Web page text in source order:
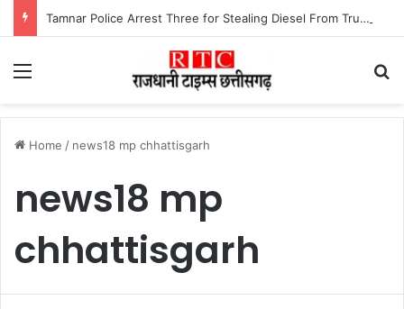
Tamnar Police Arrest Three for Stealing Diesel From Trucks at Night रात के अंधेरे में ट्रकों-ट्रेलरों का डीजल उड़ाने वाले गिरोह को तमनार पुलिस ने खरीदार समेत तीन आरोपी को किया गिरफ्तार।
Menu
Home / news18 mp chhattisgarh
news18 mp
chhattisgarh